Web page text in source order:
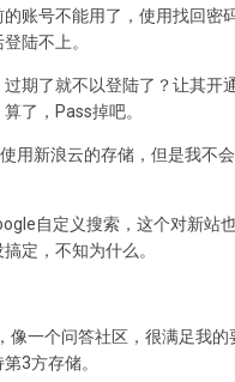
账号不能用了，使用找回密
陆不上。
期了就不以登陆了？让其开
了，Pass掉吧。
用新浪云的存储，但是我不
自定义搜索，这个对新站
定，不知为什么。
像一个问答社区，很满足我的
3方存储。